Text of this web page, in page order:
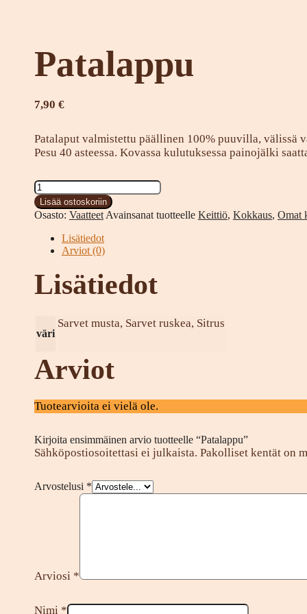
Patalappu
7,90 €
Patalaput valmistettu päällinen 100% puuvilla, välissä
Pesu 40 asteessa. Kovassa kulutuksessa painojälki
Patalappu
määrä
Lisää ostoskoriin
Osasto: Vaatteet Avainsanat tuotteelle Keittiö, Kokkaus, Omat
Lisätiedot
Arviot (0)
Lisätiedot
väri
Sarvet musta, Sarvet ruskea, Sitrus
Arviot
Tuotearvioita ei vielä ole.
Kirjoita ensimmäinen arvio tuotteelle “Patalappu”
Sähköpostiosoitettasi ei julkaista. Pakolliset kentät on
Arvostelusi *
Arviosi *
Nimi *